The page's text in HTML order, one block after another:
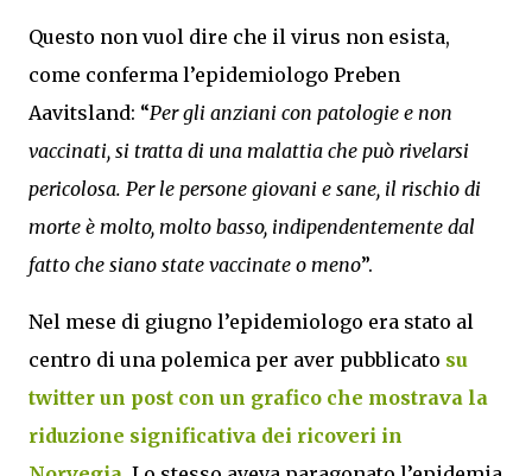
Questo non vuol dire che il virus non esista,
come conferma l’epidemiologo Preben
Aavitsland: “Per gli anziani con patologie e non
vaccinati, si tratta di una malattia che può rivelarsi
pericolosa. Per le persone giovani e sane, il rischio di
morte è molto, molto basso, indipendentemente dal
fatto che siano state vaccinate o meno”.
Nel mese di giugno l’epidemiologo era stato al
centro di una polemica per aver pubblicato su
twitter un post con un grafico che mostrava la
riduzione significativa dei ricoveri in